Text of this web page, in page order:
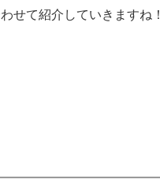
せて紹介していきますね！